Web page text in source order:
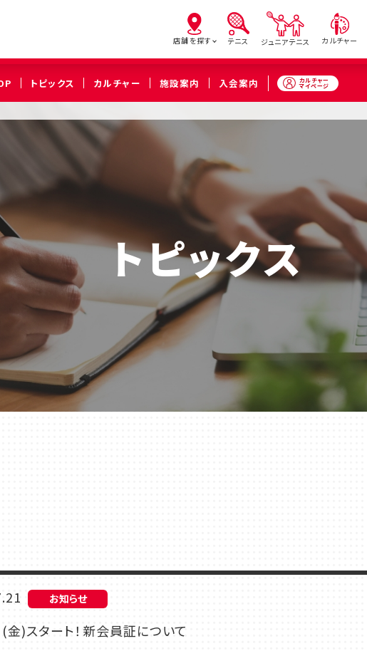
店舗を探す
亀有
（葛飾区）
北砂 西
溝の口
（川崎市高津区）
武蔵
（川崎市
（久喜市）
テニス ジュニアテニス カルチャー
トピックス カルチャー 施設案内 入会案内 カルチャー
マイページ
トピックス
お知らせ
)スタート！新会員証について